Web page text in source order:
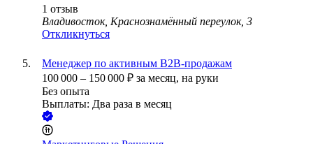
1 отзыв
Владивосток, Краснознамённый переулок, 3
Откликнуться
Менеджер по активным B2B-продажам
100 000 – 150 000 ₽ за месяц, на руки
Без опыта
Выплаты: Два раза в месяц